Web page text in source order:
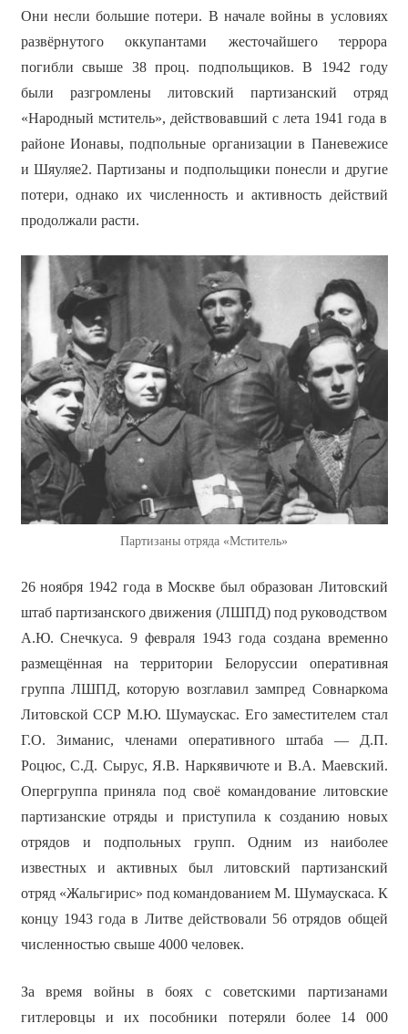
Они несли большие потери. В начале войны в условиях
развёрнутого оккупантами жесточайшего террора
погибли свыше 38 проц. подпольщиков. В 1942 году
были разгромлены литовский партизанский отряд
«Народный мститель», действовавший с лета 1941 года в
районе Ионавы, подпольные организации в Паневежисе
и Шяуляе2. Партизаны и подпольщики понесли и другие
потери, однако их численность и активность действий
продолжали расти.
Партизаны отряда «Мститель»
26 ноября 1942 года в Москве был образован Литовский
штаб партизанского движения (ЛШПД) под руководством
А.Ю. Снечкуса. 9 февраля 1943 года создана временно
размещённая на территории Белоруссии оперативная
группа ЛШПД, которую возглавил зампред Совнаркома
Литовской ССР М.Ю. Шумаускас. Его заместителем стал
Г.О. Зиманис, членами оперативного штаба — Д.П.
Роцюс, С.Д. Сырус, Я.В. Наркявичюте и В.А. Маевский.
Опергруппа приняла под своё командование литовские
партизанские отряды и приступила к созданию новых
отрядов и подпольных групп. Одним из наиболее
известных и активных был литовский партизанский
отряд «Жальгирис» под командованием М. Шумаускаса. К
концу 1943 года в Литве действовали 56 отрядов общей
численностью свыше 4000 человек.
За время войны в боях с советскими партизанами
гитлеровцы и их пособники потеряли более 14 000